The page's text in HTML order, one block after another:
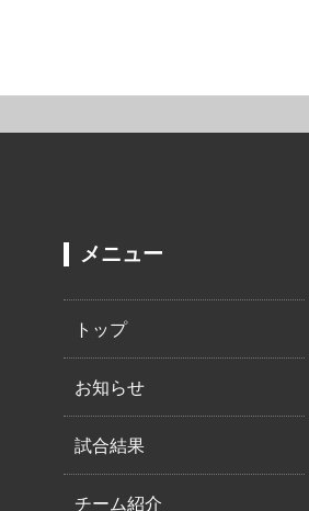
メニュー
トップ
お知らせ
試合結果
チーム紹介